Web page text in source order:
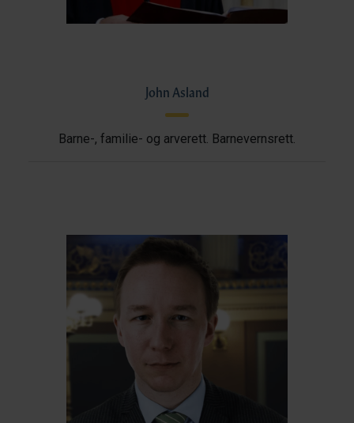
John Asland
Barne-, familie- og arverett. Barnevernsrett.